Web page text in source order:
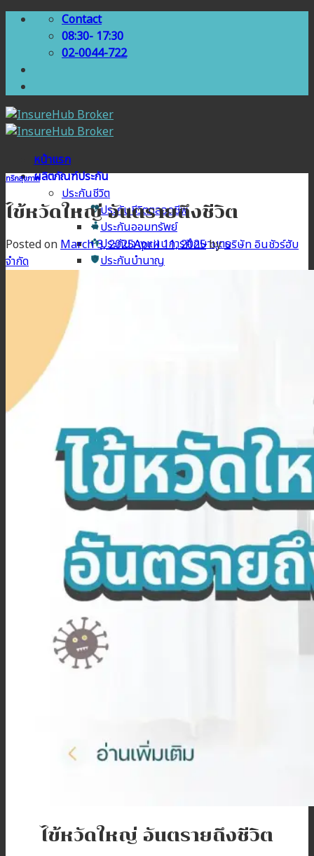
Skip
Contact
08:30- 17:30
02-0044-722
หน้าแรก
ผลิตภัณฑ์ประกัน
ประกันชีวิต
ประกันชีวิตตลอดชีพ
ประกันออมทรัพย์
ประกันวางแผนการศึกษาบุตร
ประกันบำนาญ
ประกันสุขภาพ
ประกันภัย
ประกันรถยนต์
พ.ร.บ. รถยนต์
ประกันอัคคีภัย
ประกันอุบัติเหตุ
ประกันสัตว์เลี้ยง
ลูกค้าองค์กร
ประกันความเสี่ยงภัยทรัพย์สิน (IAR)
ประกันกลุ่มองค์กร
ประกันคีย์แมน
ค้นหาประกันสุขภาพ
บทความ
ติดต่อเรา
สมัครตัวแทน
ทริกสุขภาพ
ไข้หวัดใหญ่ อันตรายถึงชีวิต
Posted onMarch 3, 2025April 11, 2025byบริษัท อินชัวร์ฮับ
จำกัด
ไข้หวัดใหญ่ อันตรายถึงชีวิต